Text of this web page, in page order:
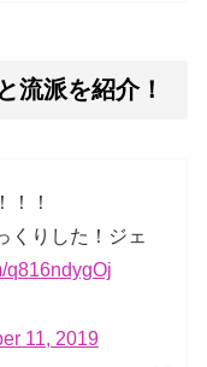
流派を紹介！
！！
くりした！ジェ
q816ndygOj
11, 2019